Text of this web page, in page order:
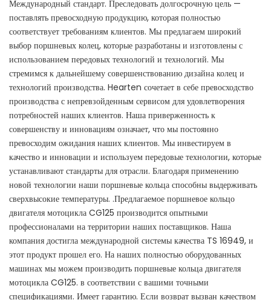
Международный стандарт. Преследовать долгосрочную цель —
поставлять превосходную продукцию, которая полностью
соответствует требованиям клиентов. Мы предлагаем широкий
выбор поршневых колец, которые разработаны и изготовлены с
использованием передовых технологий и технологий. Мы
стремимся к дальнейшему совершенствованию дизайна колец и
технологий производства. Hearten сочетает в себе превосходство
производства с непревзойденным сервисом для удовлетворения
потребностей наших клиентов. Наша приверженность к
совершенству и инновациям означает, что мы постоянно
превосходим ожидания наших клиентов. Мы инвестируем в
качество и инновации и используем передовые технологии, которые
устанавливают стандарты для отрасли. Благодаря применению
новой технологии наши поршневые кольца способны выдерживать
сверхвысокие температуры. .Предлагаемое поршневое кольцо
двигателя мотоцикла CG125 производится опытными
профессионалами на территории наших поставщиков. Наша
компания достигла международной системы качества TS 16949, и
этот продукт прошел его. На наших полностью оборудованных
машинах мы можем производить поршневые кольца двигателя
мотоцикла CG125. в соответствии с вашими точными
спецификациями. Имеет гарантию. Если возврат вызван качеством